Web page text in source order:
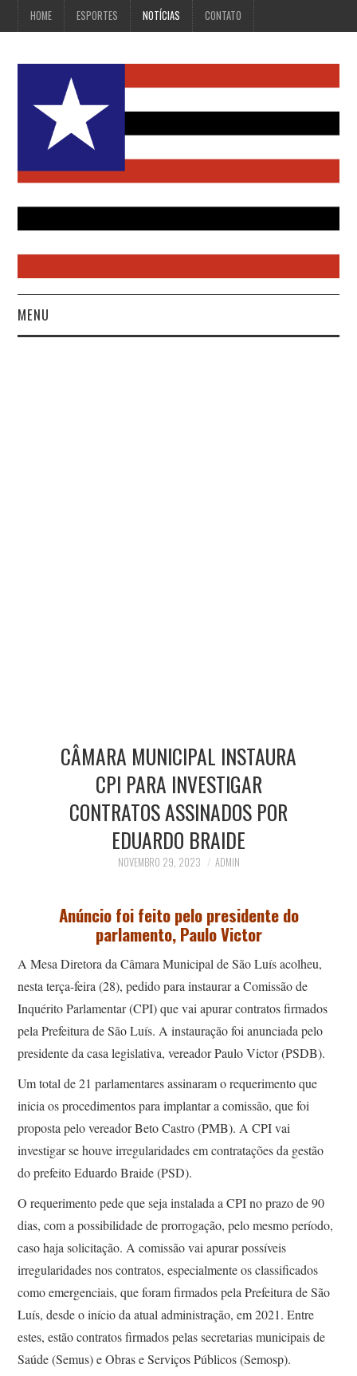
HOME ESPORTES NOTÍCIAS CONTATO
MENU
CÂMARA MUNICIPAL INSTAURA
CPI PARA INVESTIGAR
CONTRATOS ASSINADOS POR
EDUARDO BRAIDE
NOVEMBRO 29, 2023 ADMIN
Anúncio foi feito pelo presidente do
parlamento, Paulo Victor
A Mesa Diretora da Câmara Municipal de São Luís acolheu,
nesta terça-feira (28), pedido para instaurar a Comissão de
Inquérito Parlamentar (CPI) que vai apurar contratos firmados
pela Prefeitura de São Luís. A instauração foi anunciada pelo
presidente da casa legislativa, vereador Paulo Victor (PSDB).
Um total de 21 parlamentares assinaram o requerimento que
inicia os procedimentos para implantar a comissão, que foi
proposta pelo vereador Beto Castro (PMB). A CPI vai
investigar se houve irregularidades em contratações da gestão
do prefeito Eduardo Braide (PSD).
O requerimento pede que seja instalada a CPI no prazo de 90
dias, com a possibilidade de prorrogação, pelo mesmo período,
caso haja solicitação. A comissão vai apurar possíveis
irregularidades nos contratos, especialmente os classificados
como emergenciais, que foram firmados pela Prefeitura de São
Luís, desde o início da atual administração, em 2021. Entre
estes, estão contratos firmados pelas secretarias municipais de
Saúde (Semus) e Obras e Serviços Públicos (Semosp).